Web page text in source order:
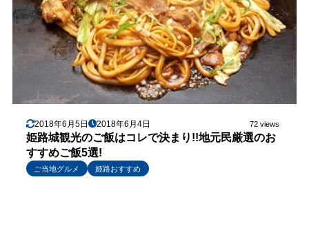
2018年6月5日 2018年6月4日 72 views
姫路城観光のご飯はコレで決まり!!地元民厳選のお
すすめご飯5選!
ご当地グルメ 姫路おすすめ